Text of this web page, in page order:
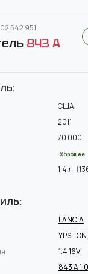
542 951
843 A
США
2011
70 000
Хорошее
1.4 л.
LANCIA
1.4 16V
843 A